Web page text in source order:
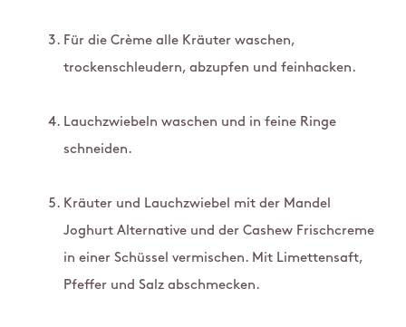
Für die Crème alle Kräuter waschen,
trockenschleudern, abzupfen und feinhacken.
Lauchzwiebeln waschen und in feine Ringe
schneiden.
Kräuter und Lauchzwiebel mit der Mandel
Joghurt Alternative und der Cashew Frischcreme
in einer Schüssel vermischen. Mit Limettensaft,
Pfeffer und Salz abschmecken.